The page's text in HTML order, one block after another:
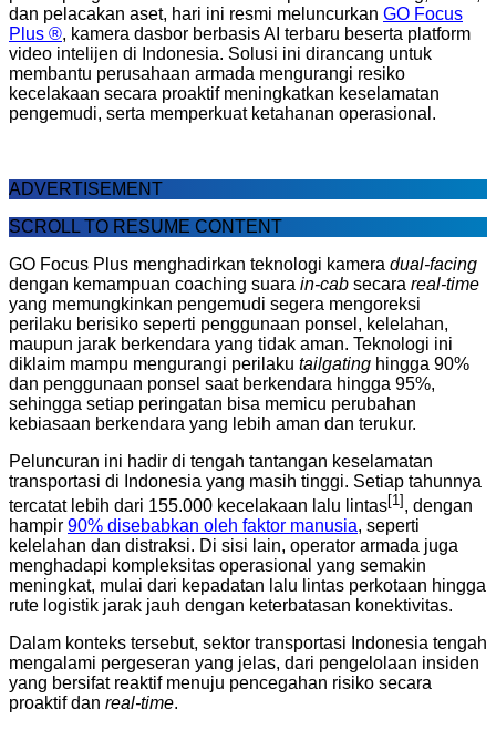
dan pelacakan aset, hari ini resmi meluncurkan GO Focus
Plus ®, kamera dasbor berbasis AI terbaru beserta platform
video intelijen di Indonesia. Solusi ini dirancang untuk
membantu perusahaan armada mengurangi resiko
kecelakaan secara proaktif meningkatkan keselamatan
pengemudi, serta memperkuat ketahanan operasional.
ADVERTISEMENT
SCROLL TO RESUME CONTENT
GO Focus Plus menghadirkan teknologi kamera dual-facing
dengan kemampuan coaching suara in-cab secara real-time
yang memungkinkan pengemudi segera mengoreksi
perilaku berisiko seperti penggunaan ponsel, kelelahan,
maupun jarak berkendara yang tidak aman. Teknologi ini
diklaim mampu mengurangi perilaku tailgating hingga 90%
dan penggunaan ponsel saat berkendara hingga 95%,
sehingga setiap peringatan bisa memicu perubahan
kebiasaan berkendara yang lebih aman dan terukur.
Peluncuran ini hadir di tengah tantangan keselamatan
transportasi di Indonesia yang masih tinggi. Setiap tahunnya
tercatat lebih dari 155.000 kecelakaan lalu lintas[1] , dengan
hampir 90% disebabkan oleh faktor manusia, seperti
kelelahan dan distraksi. Di sisi lain, operator armada juga
menghadapi kompleksitas operasional yang semakin
meningkat, mulai dari kepadatan lalu lintas perkotaan hingga
rute logistik jarak jauh dengan keterbatasan konektivitas.
Dalam konteks tersebut, sektor transportasi Indonesia tengah
mengalami pergeseran yang jelas, dari pengelolaan insiden
yang bersifat reaktif menuju pencegahan risiko secara
proaktif dan real-time.